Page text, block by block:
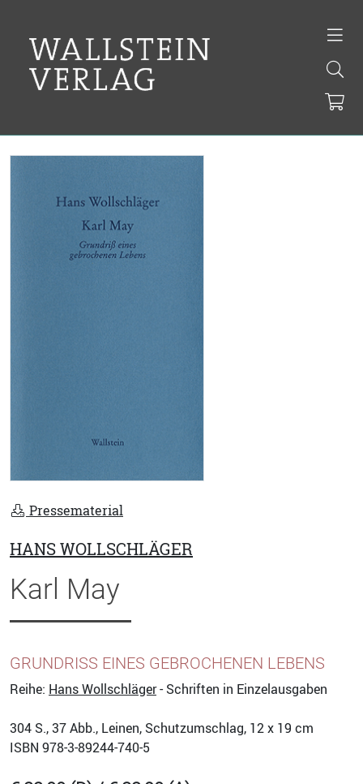
Pressematerial
HANS WOLLSCHLÄGER
Karl May
GRUNDRISS EINES GEBROCHENEN LEBENS
Reihe: Hans Wollschläger- Schriften in Einzelausgaben
304 S., 37 Abb., Leinen, Schutzumschlag, 12 x 19 cm
ISBN 978-3-89244-740-5